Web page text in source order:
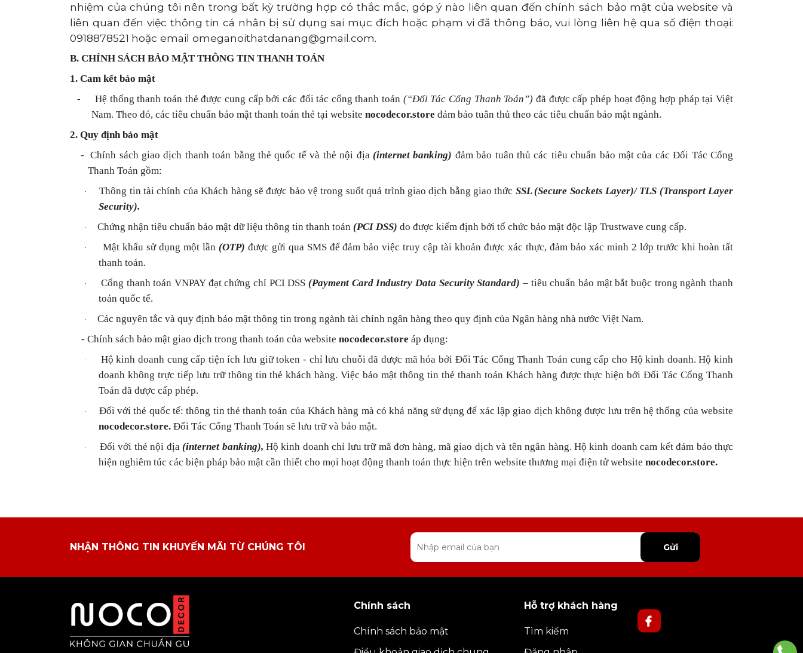
nhiệm của chúng tôi nên trong bất kỳ trường hợp có thắc mắc, góp ý nào liên quan đến chính sách bảo mật của website và
liên quan đến việc thông tin cá nhân bị sử dụng sai mục đích hoặc phạm vi đã thông báo, vui lòng liên hệ qua số điện thoại:
0918878521 hoặc email omeganoithatdanang@gmail.com.
B. CHÍNH SÁCH BẢO MẬT THÔNG TIN THANH TOÁN
1. Cam kết bảo mật
-
Hệ thống thanh toán thẻ được cung cấp bởi các đối tác cổng thanh toán (“Đối Tác Cổng Thanh Toán”) đã được cấp phép hoạt động hợp pháp tại Việt
Nam. Theo đó, các tiêu chuẩn bảo mật thanh toán thẻ tại website nocodecor.store đảm bảo tuân thủ theo các tiêu chuẩn bảo mật ngành.
2. Quy định bảo mật
- Chính sách giao dịch thanh toán bằng thẻ quốc tế và thẻ nội địa (internet banking) đảm bảo tuân thủ các tiêu chuẩn bảo mật của các Đối Tác Cổng
Thanh Toán gồm:
· Thông tin tài chính của Khách hàng sẽ được bảo vệ trong suốt quá trình giao dịch bằng giao thức SSL (Secure Sockets Layer)/ TLS (Transport Layer
Security).
· Chứng nhận tiêu chuẩn bảo mật dữ liệu thông tin thanh toán (PCI DSS) do được kiểm định bởi tổ chức bảo mật độc lập Trustwave cung cấp.
· Mật khẩu sử dụng một lần (OTP) được gửi qua SMS để đảm bảo việc truy cập tài khoản được xác thực, đảm bảo xác minh 2 lớp trước khi hoàn tất
thanh toán.
· Cổng thanh toán VNPAY đạt chứng chỉ PCI DSS (Payment Card Industry Data Security Standard) – tiêu chuẩn bảo mật bắt buộc trong ngành thanh
toán quốc tế.
·
Các nguyên tắc và quy định bảo mật thông tin trong ngành tài chính ngân hàng theo quy định của Ngân hàng nhà nước Việt Nam.
- Chính sách bảo mật giao dịch trong thanh toán của website nocodecor.store áp dụng:
·
Hộ kinh doanh cung cấp tiện ích lưu giữ token - chỉ lưu chuỗi đã được mã hóa bởi Đối Tác Cổng Thanh Toán cung cấp cho Hộ kinh doanh. Hộ kinh
doanh không trực tiếp lưu trữ thông tin thẻ khách hàng. Việc bảo mật thông tin thẻ thanh toán Khách hàng được thực hiện bởi Đối Tác Cổng Thanh
Toán đã được cấp phép.
·
Đối với thẻ quốc tế: thông tin thẻ thanh toán của Khách hàng mà có khả năng sử dụng để xác lập giao dịch không được lưu trên hệ thống của website
nocodecor.store. Đối Tác Cổng Thanh Toán sẽ lưu trữ và bảo mật.
· Đối với thẻ nội địa(internet banking), Hộ kinh doanh chỉ lưu trữ mã đơn hàng, mã giao dịch và tên ngân hàng. Hộ kinh doanh cam kết đảm bảo thực
hiện nghiêm túc các biện pháp bảo mật cần thiết cho mọi hoạt động thanh toán thực hiện trên website thương mại điện tử website nocodecor.store.
NHẬN THÔNG TIN KHUYẾN MÃI TỪ CHÚNG TÔI Gửi
Chính sách
Chính sách bảo mật
Hỗ trợ khách hàng
Tìm kiếm